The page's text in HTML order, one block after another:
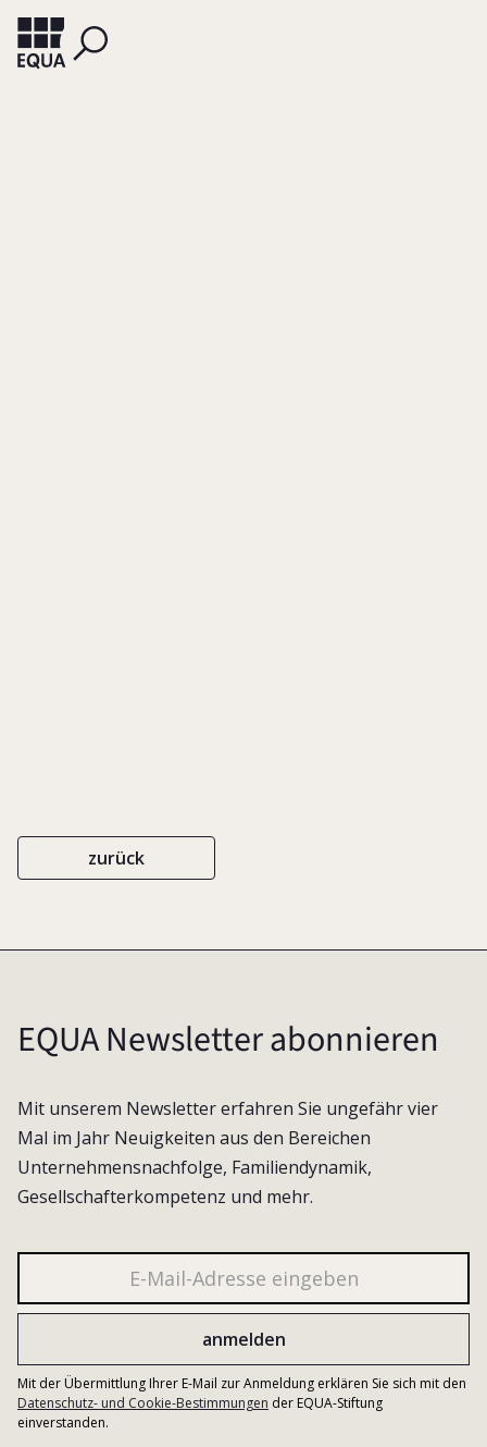
zurück
EQUA Newsletter abonnieren
Mit unserem Newsletter erfahren Sie ungefähr vier
Mal im Jahr Neuigkeiten aus den Bereichen
Unternehmensnachfolge, Familiendynamik,
Gesellschafterkompetenz und mehr.
Mit der Übermittlung Ihrer E-Mail zur Anmeldung erklären Sie sich mit den
Datenschutz- und Cookie-Bestimmungen der EQUA-Stiftung
einverstanden.